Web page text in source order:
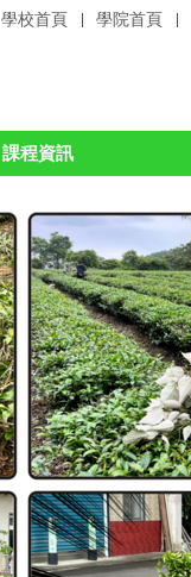
學校首頁 學院首頁
課程資訊